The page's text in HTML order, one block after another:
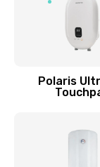
Polaris